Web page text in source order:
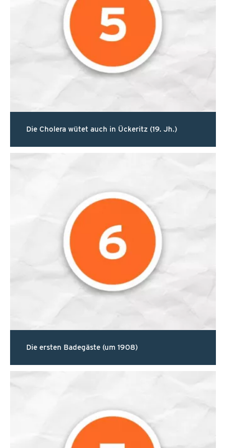
Die Cholera wütet auch in Ückeritz (19. Jh.)
Die ersten Badegäste (um 1908)